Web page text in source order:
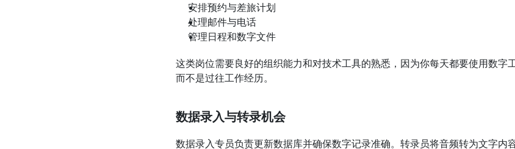
安排预约与差旅计划
处理邮件与电话
管理日程和数字文件
这类岗位需要良好的组织能力和对技术工具的熟悉，因为你每天都要使用数字
而不是过往工作经历。
数据录入与转录机会
数据录入专员负责更新数据库并确保数字记录准确。转录员将音频转为文字内